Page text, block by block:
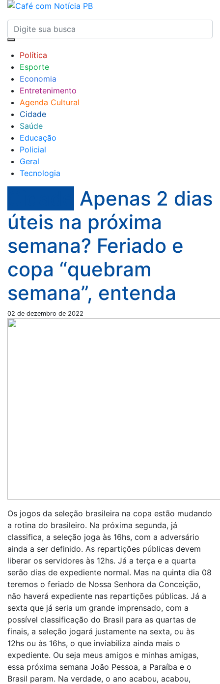
Política
Esporte
Economia
Entretenimento
Agenda Cultural
Cidade
Saúde
Educação
Policial
Geral
Tecnologia
Apenas 2 dias
úteis na próxima
semana? Feriado e
copa “quebram
semana”, entenda
02 de dezembro de 2022
Os jogos da seleção brasileira na copa estão mudando
a rotina do brasileiro. Na próxima segunda, já
classifica, a seleção joga às 16hs, com a adversário
ainda a ser definido. As repartições públicas devem
liberar os servidores às 12hs. Já a terça e a quarta
serão dias de expediente normal. Mas na quinta dia 08
teremos o feriado de Nossa Senhora da Conceição,
não haverá expediente nas repartições públicas. Já a
sexta que já seria um grande imprensado, com a
possível classificação do Brasil para as quartas de
finais, a seleção jogará justamente na sexta, ou às
12hs ou às 16hs, o que inviabiliza ainda mais o
expediente. Ou seja meus amigos e minhas amigas,
essa próxima semana João Pessoa, a Paraíba e o
Brasil param. Na verdade, o ano acabou, acabou,